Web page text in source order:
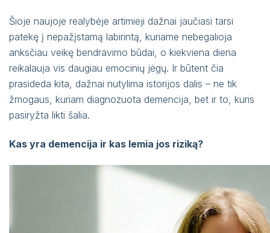
Šioje naujoje realybėje artimieji dažnai jaučiasi tarsi
patekę į nepažįstamą labirintą, kuriame nebegalioja
anksčiau veikę bendravimo būdai, o kiekviena diena
reikalauja vis daugiau emocinių jėgų. Ir būtent čia
prasideda kita, dažnai nutylima istorijos dalis – ne tik
žmogaus, kuriam diagnozuota demencija, bet ir to, kuris
pasiryžta likti šalia.
Kas yra demencija ir kas lemia jos riziką?